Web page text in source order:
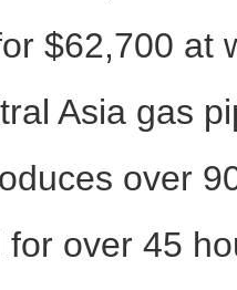
剧《三生情 孛罗
$62,700 at
Asia gas
over
for over 45